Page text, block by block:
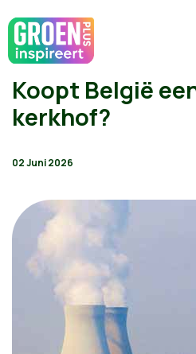
Koopt België
kerkhof?
02 Juni 2026